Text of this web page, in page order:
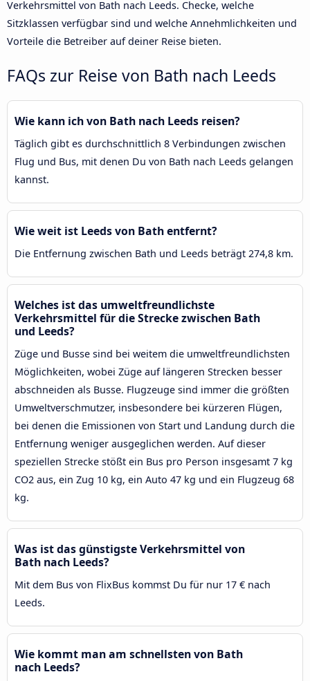
Verkehrsmittel von Bath nach Leeds. Checke, welche
Sitzklassen verfügbar sind und welche Annehmlichkeiten und
Vorteile die Betreiber auf deiner Reise bieten.
FAQs zur Reise von Bath nach Leeds
Wie kann ich von Bath nach Leeds reisen?
Täglich gibt es durchschnittlich 8 Verbindungen zwischen
Flug und Bus, mit denen Du von Bath nach Leeds gelangen
kannst.
Wie weit ist Leeds von Bath entfernt?
Die Entfernung zwischen Bath und Leeds beträgt 274,8 km.
Welches ist das umweltfreundlichste
Verkehrsmittel für die Strecke zwischen Bath
und Leeds?
Züge und Busse sind bei weitem die umweltfreundlichsten
Möglichkeiten, wobei Züge auf längeren Strecken besser
abschneiden als Busse. Flugzeuge sind immer die größten
Umweltverschmutzer, insbesondere bei kürzeren Flügen,
bei denen die Emissionen von Start und Landung durch die
Entfernung weniger ausgeglichen werden. Auf dieser
speziellen Strecke stößt ein Bus pro Person insgesamt 7 kg
CO2 aus, ein Zug 10 kg, ein Auto 47 kg und ein Flugzeug 68
kg.
Was ist das günstigste Verkehrsmittel von
Bath nach Leeds?
Mit dem Bus von FlixBus kommst Du für nur 17 € nach
Leeds.
Wie kommt man am schnellsten von Bath
nach Leeds?